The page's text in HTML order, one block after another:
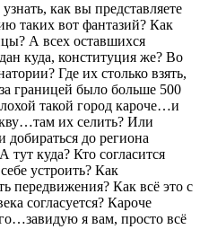
как вы представляете
таких вот фантазий? Как
А всех оставшихся
куда, конституция же? Во
Где их столько взять,
границей было больше 500
такой город кароче…и
их селить? Или
добираться до региона
тут куда? Кто согласится
устроить? Как
передвижения? Как всё это с
согласуется? Кароче
я вам, просто всё